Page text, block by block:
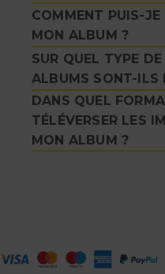
COMMENT PUIS-JE
MON ALBUM ?
SUR QUEL TYPE DE
ALBUMS SONT-ILS
DANS QUEL
TÉLÉVERSER LES
MON ALBUM ?